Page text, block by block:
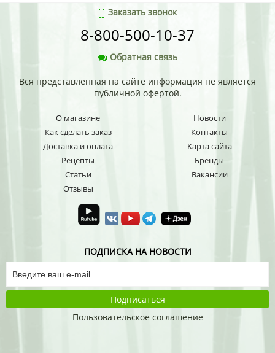
Заказать звонок
8-800-500-10-37
Обратная связь
Вся представленная на сайте информация не является
публичной офертой.
О магазине
Как сделать заказ
Доставка и оплата
Рецепты
Статьи
Отзывы
Новости
Контакты
Карта сайта
Бренды
Вакансии
ПОДПИСКА НА НОВОСТИ
Подписаться
Пользовательское соглашение